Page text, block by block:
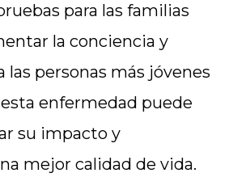
para las familias
la conciencia y
las personas más jóvenes
enfermedad puede
su impacto y
mejor calidad de vida.